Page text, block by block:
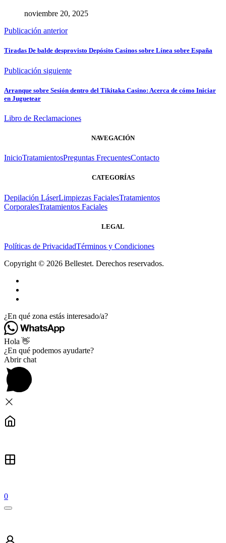
noviembre 20, 2025
Publicación anterior
Tiradas De balde desprovisto Depósito Casinos sobre Línea sobre España
Publicación siguiente
Arranque sobre Sesión dentro del Tikitaka Casino: Acerca de cómo Iniciar
en Juguetear
0
Libro de Reclamaciones
NAVEGACIÓN
InicioTratamientosPreguntas FrecuentesContacto
CATEGORÍAS
Depilación LáserLimpiezas FacialesTratamientos
CorporalesTratamientos Faciales
LEGAL
Políticas de PrivacidadTérminos y Condiciones
Copyright © 2026 Bellestet. Derechos reservados.
¿En qué zona estás interesado/a?
Hola 👋
¿En qué podemos ayudarte?
Abrir chat